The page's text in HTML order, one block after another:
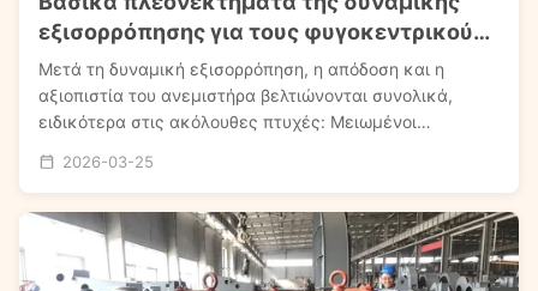
εξισορρόπησης για τους φυγοκεντρικούς
ανεμιστήρες
Μετά τη δυναμική εξισορρόπηση, η απόδοση και η
αξιοπιστία του ανεμιστήρα βελτιώνονται συνολικά,
ειδικότερα στις ακόλουθες πτυχές: Μειωμένοι
πλάτος των κραδασμών του τροχού κατά τη λειτουργία,
δημιουργε...
2026-03-25